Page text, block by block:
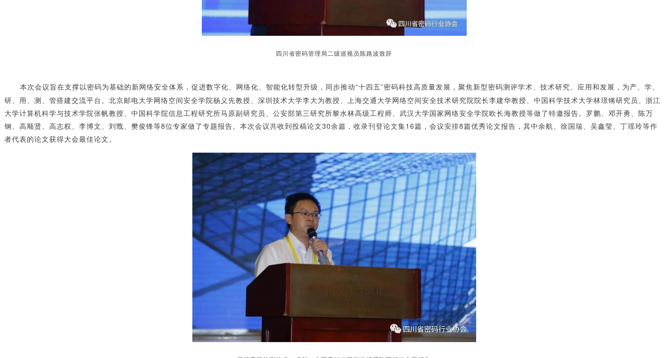
四川省密码管理局二级巡视员陈路波致辞
本次会议旨在支撑以密码为基础的新网络安全体系，促进数字化、网络化、智能化转型升级，同步推动“十四五”密码科技高质量发展，聚焦新型密码测评学术、技术研究、应用和发展，为产、学、
研、用、测、管搭建交流平台。北京邮电大学网络空间安全学院杨义先教授、深圳技术大学李大为教授、上海交通大学网络空间安全技术研究院院长李建华教授、中国科学技术大学林璟锵研究员、浙江
大学计算机科学与技术学院张帆教授、中国科学院信息工程研究所马原副研究员、公安部第三研究所黎水林高级工程师、武汉大学国家网络安全学院欧长海教授等做了特邀报告。罗鹏、邓开勇、陈万
钢、高顺贤、高志权、李博文、刘戬、樊俊锋等8位专家做了专题报告。本次会议共收到投稿论文30余篇，收录刊登论文集16篇，会议安排8篇优秀论文报告，其中余航、徐国瑞、吴鑫莹、丁瑶玲等作
者代表的论文获得大会最佳论文。